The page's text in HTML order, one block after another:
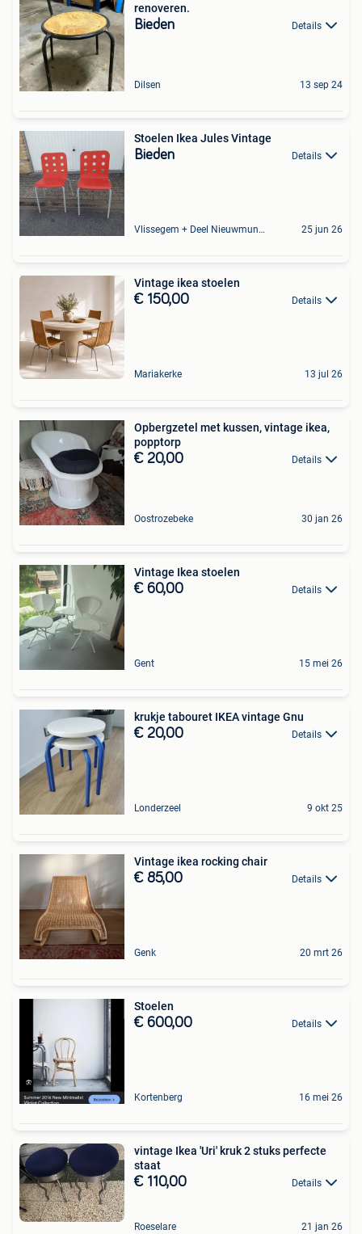
renoveren.
Bieden Details
Dilsen 13 sep 24
Stoelen Ikea Jules Vintage
Bieden Details
Vlissegem + Deel Nieuwmunster 25 jun 26
Vintage ikea stoelen
€ 150,00 Details
Mariakerke 13 jul 26
Opbergzetel met kussen, vintage ikea,
popptorp
€ 20,00 Details
Oostrozebeke 30 jan 26
Vintage Ikea stoelen
€ 60,00 Details
Gent 15 mei 26
krukje tabouret IKEA vintage Gnu
€ 20,00 Details
Londerzeel 9 okt 25
Vintage ikea rocking chair
€ 85,00 Details
Genk 20 mrt 26
Stoelen
€ 600,00 Details
Kortenberg 16 mei 26
vintage Ikea 'Uri' kruk 2 stuks perfecte
staat
€ 110,00 Details
Roeselare 21 jan 26